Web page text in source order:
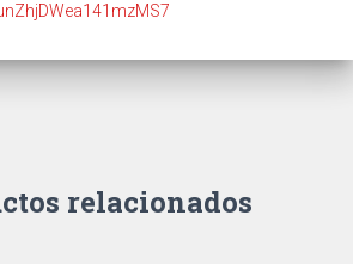
relacionados